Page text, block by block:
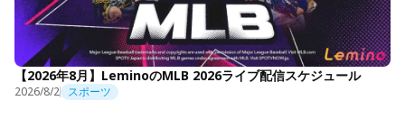
【2026年8月】LeminoのMLB 2026ライブ配信スケジュール
2026/8/2 スポーツ